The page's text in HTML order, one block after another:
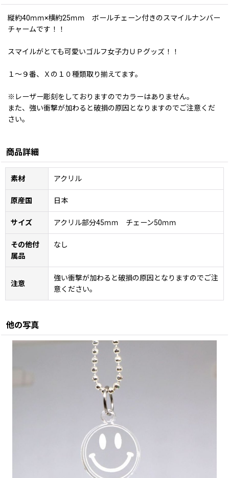
縦約40ｍｍ×横約25ｍｍ ボールチェーン付きのスマイルナンバー
チャームです！！
スマイルがとても可愛いゴルフ女子力ＵＰグッズ！！
１〜９番、Ｘの１０種類取り揃えてます。
※レーザー彫刻をしておりますのでカラーはありません。
また、強い衝撃が加わると破損の原因となりますのでご注意くだ
さい。
商品詳細
素材 アクリル
原産国 日本
サイズ アクリル部分45ｍｍ チェーン50ｍｍ
その他付
属品
なし
注意
強い衝撃が加わると破損の原因となりますのでご注
意ください。
他の写真